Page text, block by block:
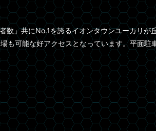
」共にNo.1を誇るイオンタウンユーカリ
可能な好アクセスとなっています。平面駐